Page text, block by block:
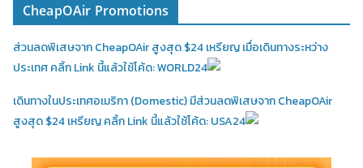
CheapOAir Promotions
ส่วนลดพิเสษจาก CheapOAir สูงสุด $24 เหรียญ เมื่อเดินทางระหว่าง
ประเทศ คลิ้ก Link นี้แล้วใช้โค้ด: WORLD24
เดินทางในประเทศอเมริกา (Domestic)มีส่วนลดพิเสษจาก CheapOAir
สูงสุด $24 เหรียญ คลิ้ก Link นี้แล้วใช้โค้ด: USA24